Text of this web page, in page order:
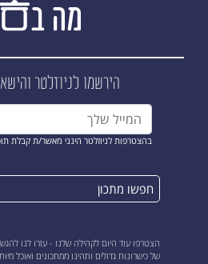
הירשמו לניוזלטר
בהצטרפות לניוזלטר הינני מאשר/ת קבלת
הצטרפו עוד היום לקהילה שלנו - עזרו לנו
של כישרונות גדולים ותהינו ממתכונים ואוכל